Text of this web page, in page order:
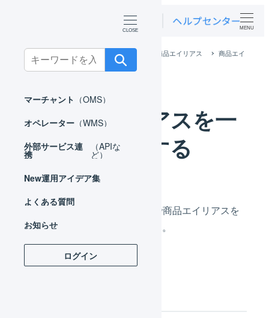
Search
for:
マーチャント （OMS）
オペレーター （WMS）
外部サービス連
携
（APIな
ど）
New運用アイデア集
よくある質問
お知らせ
ログイン
MENU
マーチャント マスタ 商品エイリアス
商品エイ
リアスを一括削除する
商品エイリアスを一
括削除する
CSVファイルによる一括更新で商品エイリアスを
一括で削除することができます。